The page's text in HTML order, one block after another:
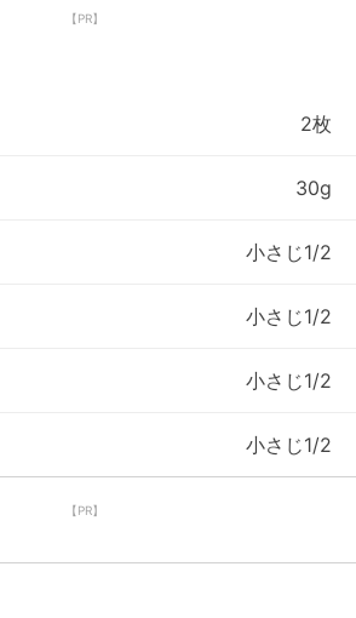
【PR】
2枚
30g
小さじ1/2
小さじ1/2
小さじ1/2
小さじ1/2
【PR】